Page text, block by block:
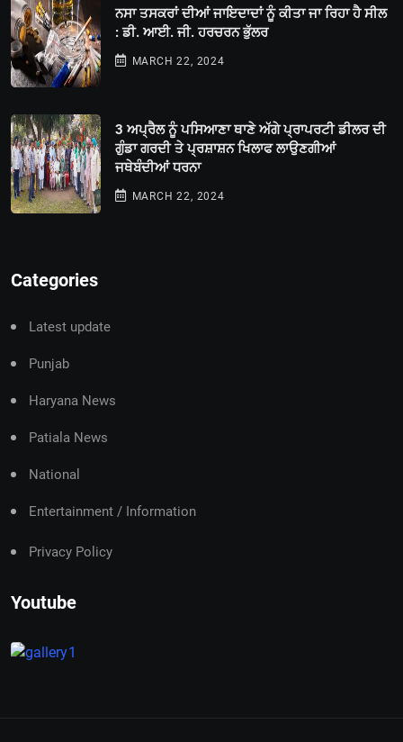
ਨਸਾ ਤਸਕਰਾਂ ਦੀਆਂ ਜਾਇਦਾਦਾਂ ਨੂੰ ਕੀਤਾ ਜਾ ਰਿਹਾ ਹੈ ਸੀਲ
: ਡੀ. ਆਈ. ਜੀ. ਹਰਚਰਨ ਭੁੱਲਰ
MARCH 22, 2024
3 ਅਪ੍ਰੈਲ ਨੂੰ ਪਸਿਆਣਾ ਥਾਣੇ ਅੱਗੇ ਪ੍ਰਾਪਰਟੀ ਡੀਲਰ ਦੀ
ਗੁੰਡਾ ਗਰਦੀ ਤੇ ਪ੍ਰਸ਼ਾਸ਼ਨ ਖਿਲਾਫ ਲਾਉਣਗੀਆਂ
ਜਥੇਬੰਦੀਆਂ ਧਰਨਾ
MARCH 22, 2024
Categories
Latest update
Punjab
Haryana News
Patiala News
National
Entertainment / Information
Privacy Policy
Youtube